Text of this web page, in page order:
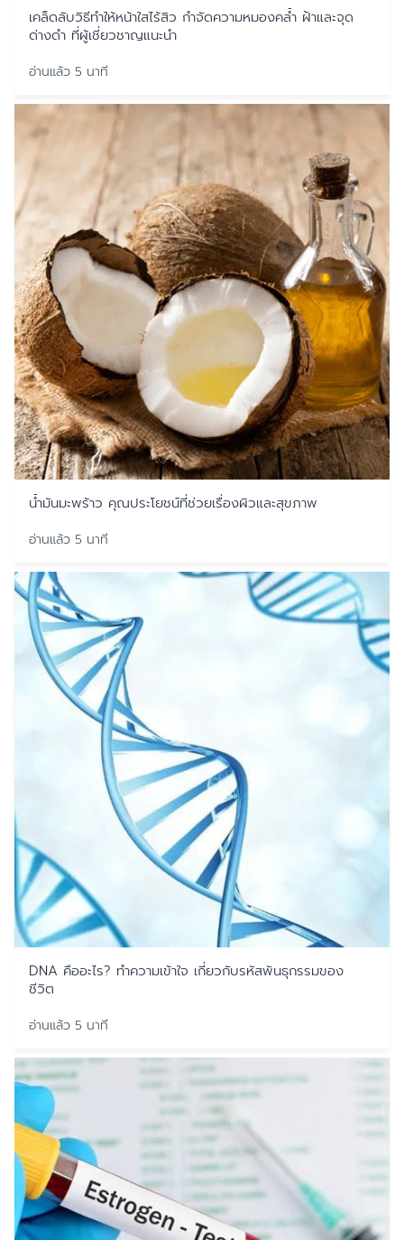
เคล็ดลับวิธีทำให้หน้าใสไร้สิว กำจัดความหมองคล้ำ ฝ้าและจุด
ด่างดำ ที่ผู้เชี่ยวชาญแนะนำ
อ่านแล้ว 5 นาที
น้ำมันมะพร้าว คุณประโยชน์ที่ช่วยเรื่องผิวและสุขภาพ
อ่านแล้ว 5 นาที
DNA คืออะไร? ทำความเข้าใจ เกี่ยวกับรหัสพันธุกรรมของ
ชีวิต
อ่านแล้ว 5 นาที